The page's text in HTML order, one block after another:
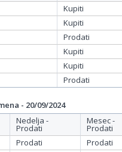
Kupiti
Kupiti
Prodati
Kupiti
Kupiti
Prodati
- 20/09/2024
Nedelja -
Prodati
Mesec -
Prodati
Prodati
Prodati